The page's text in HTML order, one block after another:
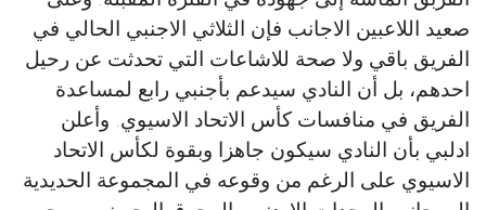
صعيد اللاعبين الاجانب فإن الثلاثي الاجنبي الحالي في
الفريق باقي ولا صحة للاشاعات التي تحدثت عن رحيل
احدهم، بل أن النادي سيدعم بأجنبي رابع لمساعدة
الفريق في منافسات كأس الاتحاد الاسيوي. وأعلن
ادلبي بأن النادي سيكون جاهزا وبقوة لكأس الاتحاد
الاسيوي على الرغم من وقوعه في المجموعة الحديدية